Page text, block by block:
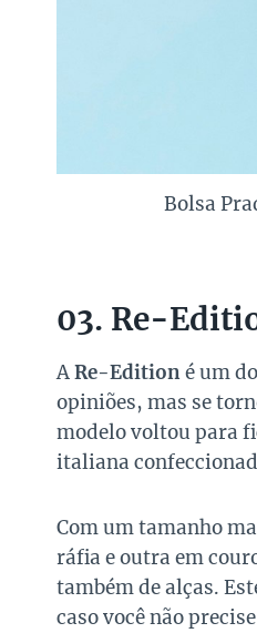
Bolsa
03. Re-
ARe-Editioné um
opiniões, mas se
modelo voltou para
italiana
Com um tamanho
ráfia e outra em
também de alças.
caso você não